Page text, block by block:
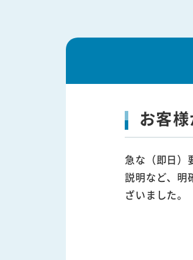
お客
急な（即日）
説明など、明
ざいました。